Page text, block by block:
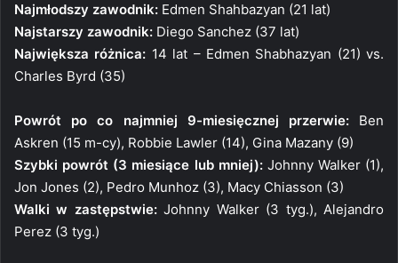
Najmłodszy zawodnik: Edmen Shahbazyan (21 lat)
Najstarszy zawodnik: Diego Sanchez (37 lat)
Największa różnica: 14 lat – Edmen Shabhazyan (21) vs.
Charles Byrd (35)
Powrót po co najmniej 9-miesięcznej przerwie:Ben
Askren (15 m-cy), Robbie Lawler (14), Gina Mazany (9)
Szybki powrót (3 miesiące lub mniej):Johnny Walker (1),
Jon Jones (2), Pedro Munhoz (3), Macy Chiasson (3)
Walki w zastępstwie:Johnny Walker (3 tyg.), Alejandro
Perez (3 tyg.)